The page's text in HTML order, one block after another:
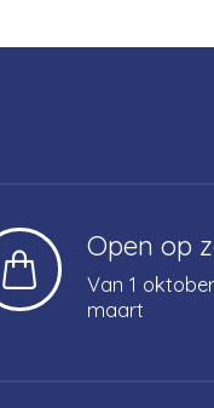
Open op
Van 1
maart